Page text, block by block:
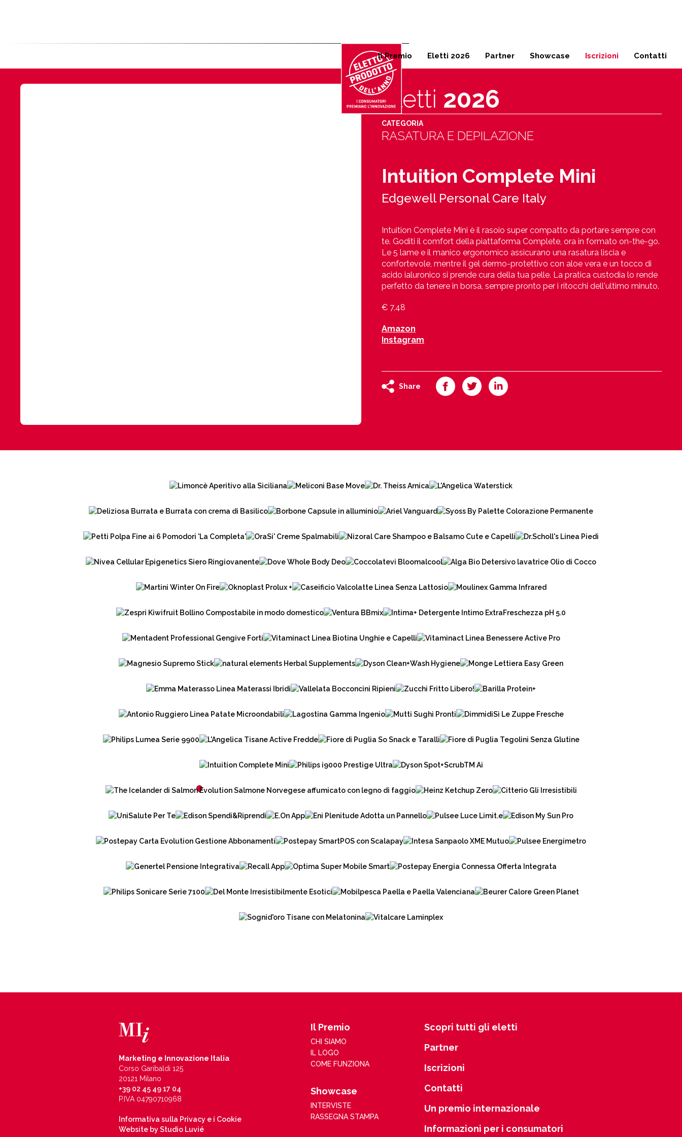
Corso Garibaldi 125, 20121 Milano 02 45 49 17 04
Il Premio Eletti 2026 Partner Showcase Iscrizioni Contatti
Eletti 2026
CATEGORIA
RASATURA E DEPILAZIONE
Intuition Complete Mini
Edgewell Personal Care Italy
Intuition Complete Mini è il rasoio super compatto da portare sempre con
te. Goditi il comfort della piattaforma Complete, ora in formato on-the-go.
Le 5 lame e il manico ergonomico assicurano una rasatura liscia e
confortevole, mentre il gel dermo-protettivo con aloe vera e un tocco di
acido ialuronico si prende cura della tua pelle. La pratica custodia lo rende
perfetto da tenere in borsa, sempre pronto per i ritocchi dell'ultimo minuto.
€ 7,48
Amazon
Instagram
Share
Marketing e Innovazione Italia
Corso Garibaldi 125
20121 Milano
+39 02 45 49 17 04
P.IVA 04790710968
Informativa sulla Privacy e i Cookie
Website by Studio Luvié
Il Premio
CHI SIAMO
IL LOGO
COME FUNZIONA
Showcase
INTERVISTE
RASSEGNA STAMPA
Scopri tutti gli eletti
Partner
Iscrizioni
Contatti
Un premio internazionale
Informazioni per i consumatori